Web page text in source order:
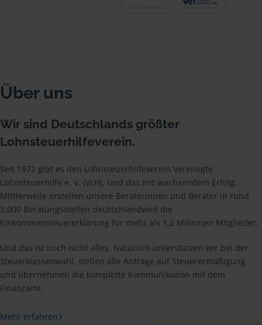
Über uns
Wir sind Deutschlands größter
Lohnsteuerhilfeverein.
Seit 1972 gibt es den Lohnsteuerhilfeverein Vereinigte
Lohnsteuerhilfe e. V. (VLH). Und das mit wachsendem Erfolg:
Mittlerweile erstellen unsere Beraterinnen und Berater in rund
3.000 Beratungsstellen deutschlandweit die
Einkommensteuererklärung für mehr als 1,2 Millionen Mitglieder.
Und das ist noch nicht alles. Natürlich unterstützen wir bei der
Steuerklassenwahl, stellen alle Anträge auf Steuerermäßigung
und übernehmen die komplette Kommunikation mit dem
Finanzamt.
Mehr erfahren